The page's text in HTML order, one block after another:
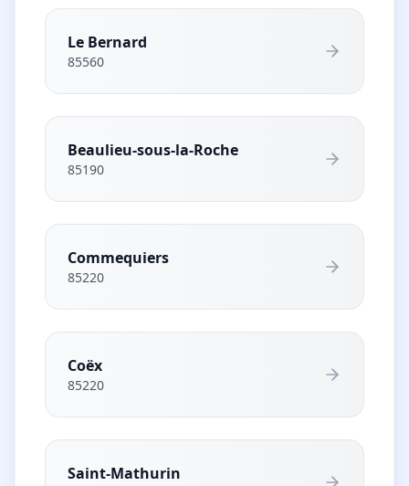
Le Bernard
85560
Beaulieu-sous-la-Roche
85190
Commequiers
85220
Coëx
85220
Saint-Mathurin